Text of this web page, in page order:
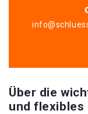
Über die
und flexibles